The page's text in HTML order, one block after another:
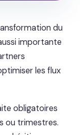
du
importante
les flux
obligatoires
ou trimestres.